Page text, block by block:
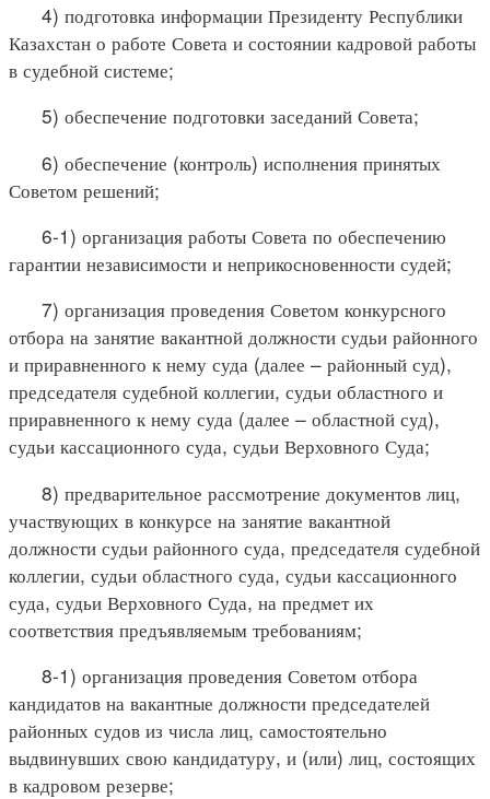
4) подготовка информации Президенту Республики
Казахстан о работе Совета и состоянии кадровой работы
в судебной системе;
5) обеспечение подготовки заседаний Совета;
6) обеспечение (контроль) исполнения принятых
Советом решений;
6-1) организация работы Совета по обеспечению
гарантии независимости и неприкосновенности судей;
7) организация проведения Советом конкурсного
отбора на занятие вакантной должности судьи районного
и приравненного к нему суда (далее – районный суд),
председателя судебной коллегии, судьи областного и
приравненного к нему суда (далее – областной суд),
судьи кассационного суда, судьи Верховного Суда;
8) предварительное рассмотрение документов лиц,
участвующих в конкурсе на занятие вакантной
должности судьи районного суда, председателя судебной
коллегии, судьи областного суда, судьи кассационного
суда, судьи Верховного Суда, на предмет их
соответствия предъявляемым требованиям;
8-1) организация проведения Советом отбора
кандидатов на вакантные должности председателей
районных судов из числа лиц, самостоятельно
выдвинувших свою кандидатуру, и (или) лиц, состоящих
в кадровом резерве;